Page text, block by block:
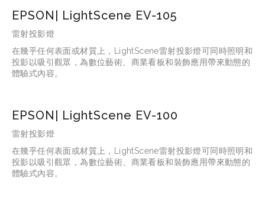
EPSON| LightScene EV-105
雷射投影燈
在幾乎任何表面或材質上，LightScene雷射投影燈可同時照明和
投影以吸引觀眾，為數位藝術、商業看板和裝飾應用帶來動態的
體驗式內容。
EPSON| LightScene EV-100
雷射投影燈
在幾乎任何表面或材質上，LightScene雷射投影燈可同時照明和
投影以吸引觀眾，為數位藝術、商業看板和裝飾應用帶來動態的
體驗式內容。